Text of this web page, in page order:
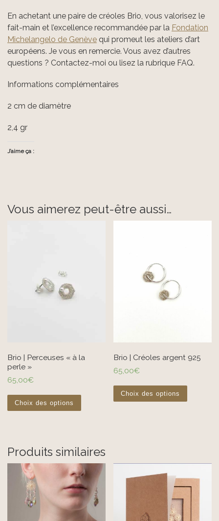
En achetant une paire de créoles Brio, vous valorisez le
fait-main et l’excellence recommandée par la Fondation
Michelangelo de Genève qui promeut les ateliers d’art
européens. Je vous en remercie. Vous avez d’autres
questions ? Contactez-moi ou lisez la rubrique FAQ.
Informations complémentaires
2 cm de diamètre
2,4 gr
J’aime ça :
Vous aimerez peut-être aussi…
Brio | Perceuses « à la
perle »
65,00€
Choix des options
Ce produit a plusieurs variations. Les options
Brio | Créoles argent 925
65,00€
Choix des options
Produits similaires